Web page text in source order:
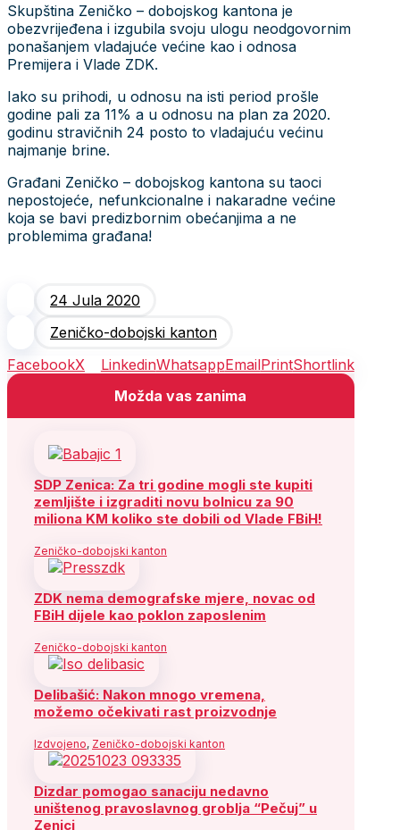
Skupština Zeničko – dobojskog kantona je
obezvrijeđena i izgubila svoju ulogu neodgovornim
ponašanjem vladajuće većine kao i odnosa
Premijera i Vlade ZDK.
Iako su prihodi, u odnosu na isti period prošle
godine pali za 11% a u odnosu na plan za 2020.
godinu stravičnih 24 posto to vladajuću većinu
najmanje brine.
Građani Zeničko – dobojskog kantona su taoci
nepostojeće, nefunkcionalne i nakaradne većine
koja se bavi predizbornim obećanjima a ne
problemima građana!
24 Jula 2020
Zeničko-dobojski kanton
FacebookX LinkedinWhatsappEmailPrintShortlink
Možda vas zanima
SDP Zenica: Za tri godine mogli ste kupiti
zemljište i izgraditi novu bolnicu za 90
miliona KM koliko ste dobili od Vlade FBiH!
Zeničko-dobojski kanton
ZDK nema demografske mjere, novac od
FBiH dijele kao poklon zaposlenim
Zeničko-dobojski kanton
Delibašić: Nakon mnogo vremena,
možemo očekivati rast proizvodnje
Izdvojeno, Zeničko-dobojski kanton
Dizdar pomogao sanaciju nedavno
uništenog pravoslavnog groblja “Pečuj” u
Zenici